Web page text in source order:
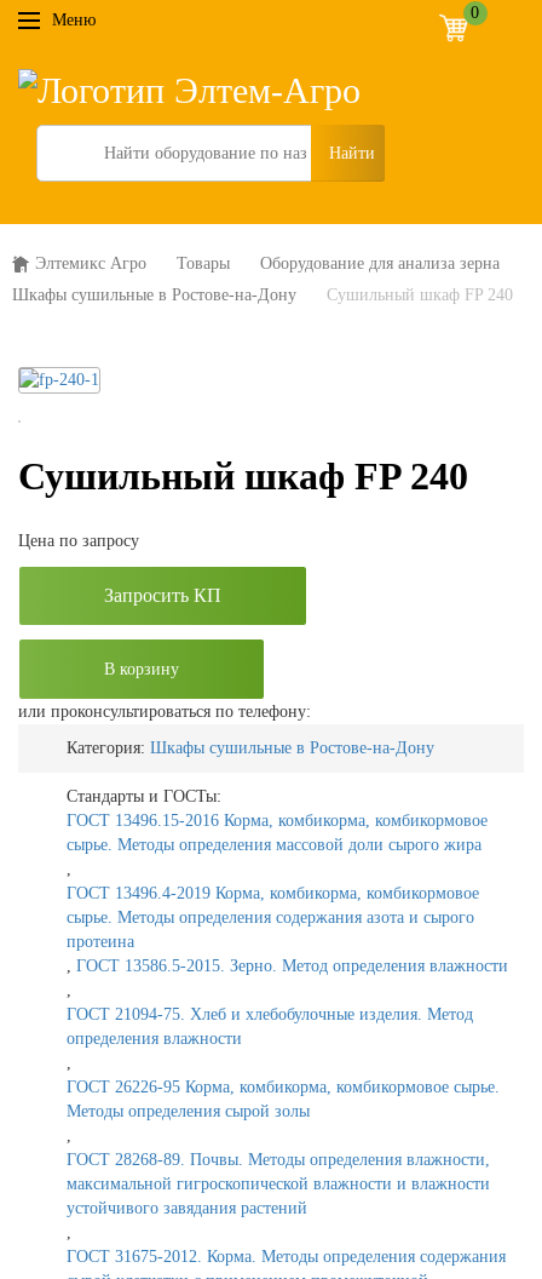
Меню 0
Search
Элтемикс Агро Товары
Оборудование для анализа зерна
Шкафы сушильные в Ростове-на-Дону
Сушильный шкаф FP 240
Сушильный шкаф FP 240
Цена по запросу
Запросить КП
В корзину
или проконсультироваться по телефону:
Категория: Шкафы сушильные в Ростове-на-Дону
Стандарты и ГОСТы:
ГОСТ 13496.15-2016 Корма, комбикорма, комбикормовое
сырье. Методы определения массовой доли сырого жира
ГОСТ 13496.4-2019 Корма, комбикорма, комбикормовое
сырье. Методы определения содержания азота и сырого
протеина
ГОСТ 13586.5-2015. Зерно. Метод определения влажности
ГОСТ 21094-75. Хлеб и хлебобулочные изделия. Метод
определения влажности
ГОСТ 26226-95 Корма, комбикорма, комбикормовое сырье.
Методы определения сырой золы
ГОСТ 28268-89. Почвы. Методы определения влажности,
максимальной гигроскопической влажности и влажности
устойчивого завядания растений
ГОСТ 31675-2012. Корма. Методы определения содержания